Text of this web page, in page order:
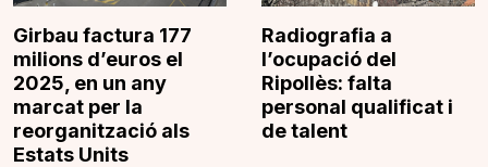
Girbau factura 177
milions d’euros el
2025, en un any
marcat per la
reorganització als
Estats Units
Radiografia a
l’ocupació del
Ripollès: falta
personal qualificat i
de talent